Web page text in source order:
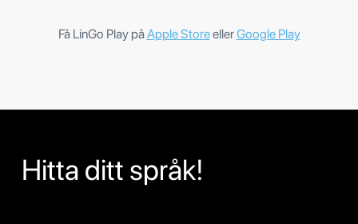
Få LinGo Play påApple StoreellerGoogle Play
Hitta ditt språk!